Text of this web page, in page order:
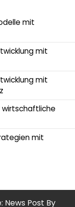
mit
mit
mit
wirtschaftliche
mit
News Post By